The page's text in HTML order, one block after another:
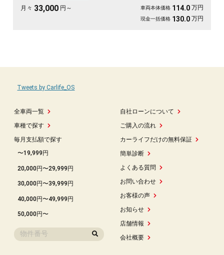
月々 33,000 円～ 車両本体価格 114.0 万円
現金一括価格 130.0 万円
全車両一覧
車種で探す
毎月支払額で探す
〜19,999円
20,000円〜29,999円
30,000円〜39,999円
40,000円〜49,999円
50,000円〜
自社ローンについて
ご購入の流れ
カーライフだけの無料保証
簡単診断
よくある質問
お問い合わせ
お客様の声
お知らせ
店舗情報
会社概要
Tweets by Carlife_OS